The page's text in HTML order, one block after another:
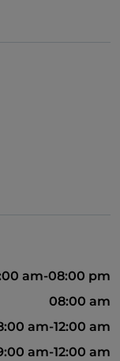
am-08:00 pm
08:00 am
am-12:00 am
am-12:00 am